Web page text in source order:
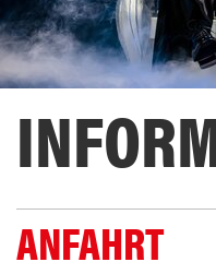
ANFAHRT